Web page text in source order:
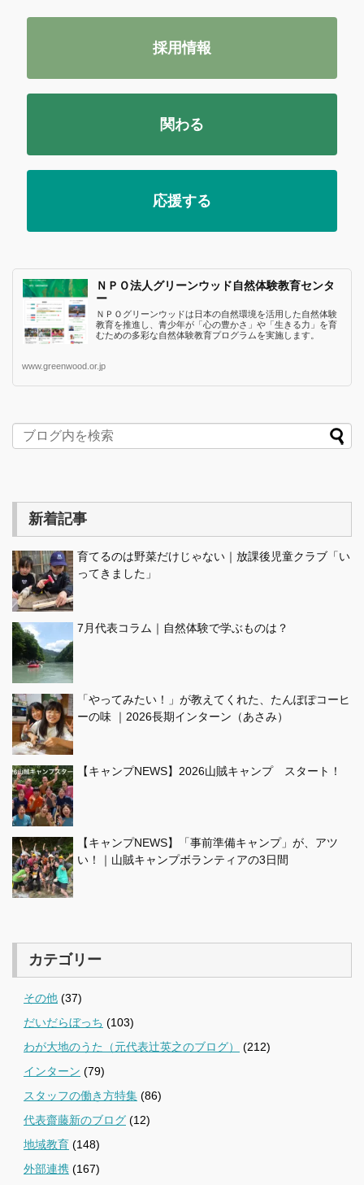
採用情報
関わる
応援する
ＮＰＯ法人グリーンウッド自然体験教育センタ
ー
ＮＰＯグリーンウッドは日本の自然環境を活用した自然体験
教育を推進し、青少年が「心の豊かさ」や「生きる力」を育
むための多彩な自然体験教育プログラムを実施します。
www.greenwood.or.jp
新着記事
育てるのは野菜だけじゃない｜放課後児童クラブ「い
ってきました」
7月代表コラム｜自然体験で学ぶものは？
「やってみたい！」が教えてくれた、たんぽぽコーヒ
ーの味 ｜2026長期インターン（あさみ）
【キャンプNEWS】2026山賊キャンプ スタート！
【キャンプNEWS】「事前準備キャンプ」が、アツ
い！｜山賊キャンプボランティアの3日間
カテゴリー
その他 (37)
だいだらぼっち (103)
わが大地のうた（元代表辻英之のブログ）
(212)
インターン (79)
スタッフの働き方特集 (86)
代表齋藤新のブログ (12)
地域教育 (148)
外部連携 (167)